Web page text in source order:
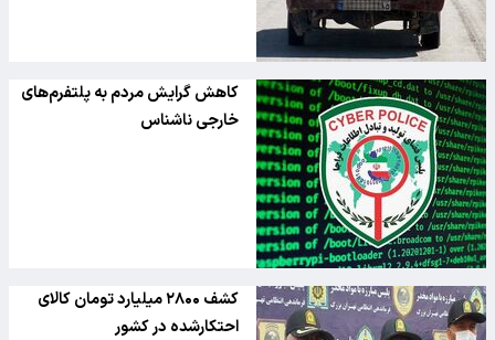
کاهش گرایش مردم به پلتفرم‌های
خارجی ناشناس
کشف ۲۸۰۰ میلیارد تومان کالای
احتکارشده در کشور